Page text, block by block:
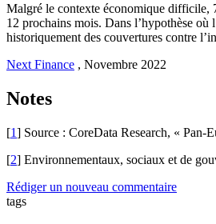
Malgré le contexte économique difficile,
12 prochains mois. Dans l’hypothèse où
historiquement des couvertures contre
Next Finance , Novembre 2022
Notes
[1] Source : CoreData Research, « Pan-
[2] Environnementaux, sociaux et de
Rédiger un nouveau commentaire
tags